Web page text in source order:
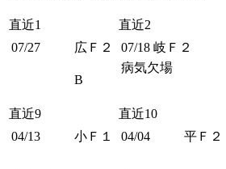
直近1 直近2
07/27
広Ｆ２
B
07/18 岐Ｆ２
病気欠場
直近9 直近10
04/13
小Ｆ１ 04/04 平Ｆ２